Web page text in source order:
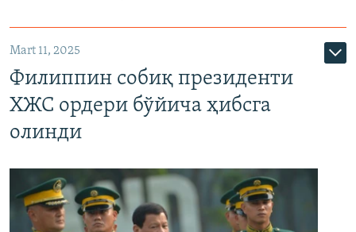
Mart 11, 2025
Филиппин собиқ президенти
ХЖС ордери бўйича ҳибсга
олинди